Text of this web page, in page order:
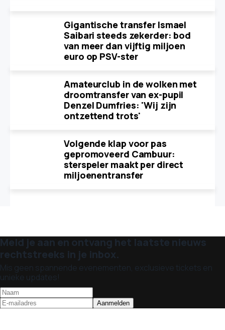
Gigantische transfer Ismael
Saibari steeds zekerder: bod
van meer dan vijftig miljoen
euro op PSV-ster
Amateurclub in de wolken met
droomtransfer van ex-pupil
Denzel Dumfries: 'Wij zijn
ontzettend trots'
Volgende klap voor pas
gepromoveerd Cambuur:
sterspeler maakt per direct
miljoenentransfer
Meld je aan en ontvang het laatste nieuws
rechtstreeks in je inbox.
Mis geen spannende evenementen, exclusieve tickets en
unieke updates!